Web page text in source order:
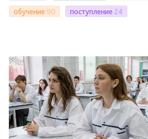
обучение 90 поступление 24